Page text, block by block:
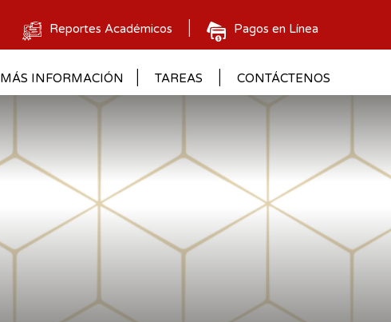
Reportes Académicos Pagos en Línea
MÁS INFORMACIÓN TAREAS CONTÁCTENOS